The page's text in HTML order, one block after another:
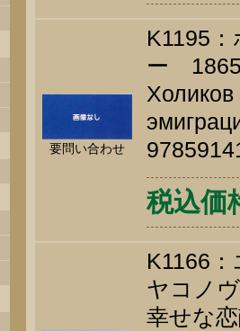
要問い合わせ
K1195
ー
税込価
K1166
ヤコノ
幸せな